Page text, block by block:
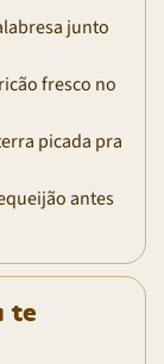
junto
fresco no
picada pra
antes
te